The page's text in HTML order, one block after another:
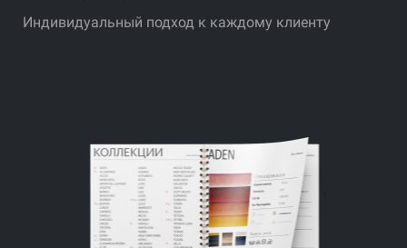
Индивидуальный подход к каждому клиенту